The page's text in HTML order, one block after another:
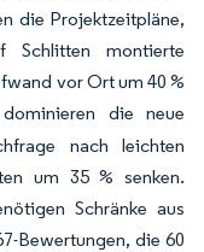
die Projektzeitpläne,
Schlitten montierte
vor Ort um 40 %
die neue
nach leichten
um 35 % senken.
Schränke aus
Bewertungen, die 60